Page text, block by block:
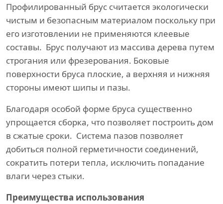
Профилированный брус считается экологически
чистым и безопасным материалом поскольку при
его изготовлении не применяются клеевые
составы. Брус получают из массива дерева путем
строгания или фрезерования. Боковые
поверхности бруса плоские, а верхняя и нижняя
стороны имеют шипы и пазы.
Благодаря особой форме бруса существенно
упрощается сборка, что позволяет построить дом
в сжатые сроки. Система пазов позволяет
добиться полной герметичности соединений,
сократить потери тепла, исключить попадание
влаги через стыки.
Преимущества использования